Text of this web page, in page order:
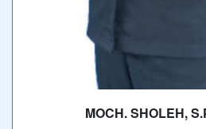
MOCH. SHOLEH,